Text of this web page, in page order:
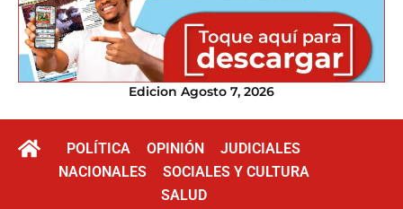
Edicion Agosto 7, 2026
POLÍTICA OPINIÓN
JUDICIALES
NACIONALES
SOCIALES Y CULTURA
SALUD